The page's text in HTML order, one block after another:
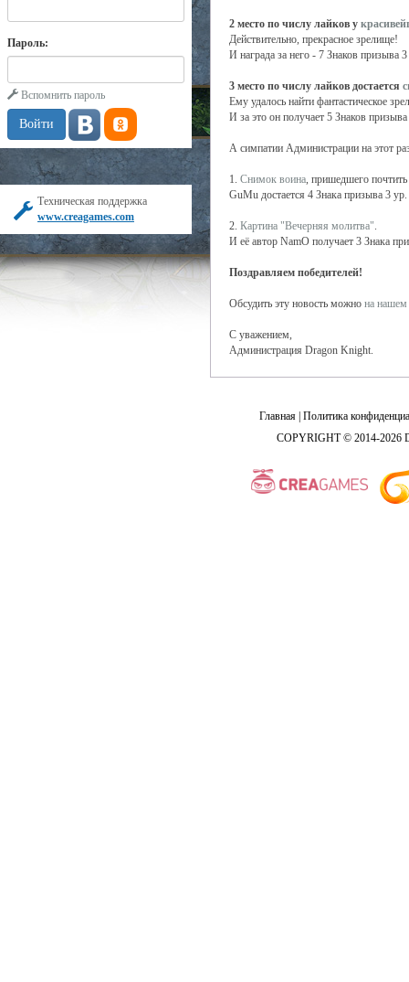
Пароль:
Вспомнить пароль
Техническая поддержка
www.creagames.com
2 место по числу лайков у
Действительно, прекрасное зрелище!
И награда за него - 7 Знаков призыва
3 место по числу лайков достается
Ему удалось найти фантастическое
И за это он получает 5 Знаков
А симпатии Администрации на этот
1. Снимок воина, пришедшего
GuMu достается 4 Знака призыва 3
2. Картина "Вечерняя молитва".
И её автор NamO получает 3 Знака
Поздравляем победителей!
Обсудить эту новость можно на
С уважением,
Администрация Dragon Knight.
Главная Политика
COPYRIGHT © 2014-2026